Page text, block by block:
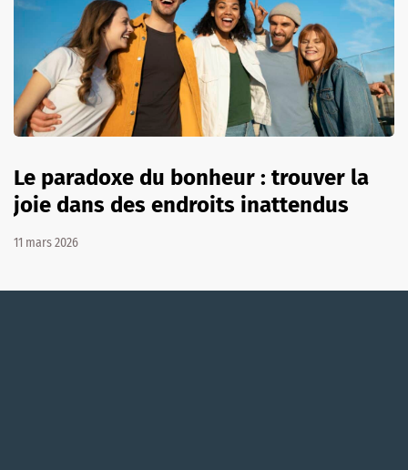
Le paradoxe du bonheur : trouver la
joie dans des endroits inattendus
11 mars 2026